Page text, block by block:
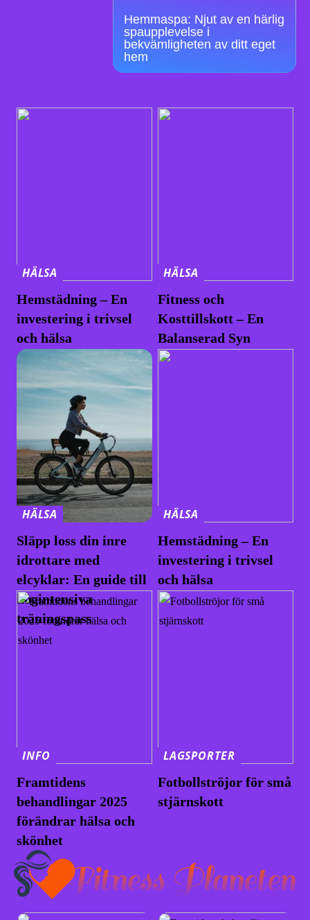
Hemmaspa: Njut av en härlig
spaupplevelse i
bekvämligheten av ditt eget
hem
HÄLSA
Hemstädning – En
investering i trivsel
och hälsa
HÄLSA
Fitness och
Kosttillskott – En
Balanserad Syn
HÄLSA
Släpp loss din inre
idrottare med
elcyklar: En guide till
högintensiva
träningspass
HÄLSA
Hemstädning – En
investering i trivsel
och hälsa
INFO
Framtidens
behandlingar 2025
förändrar hälsa och
skönhet
LAGSPORTER
Fotbollströjor för små
stjärnskott